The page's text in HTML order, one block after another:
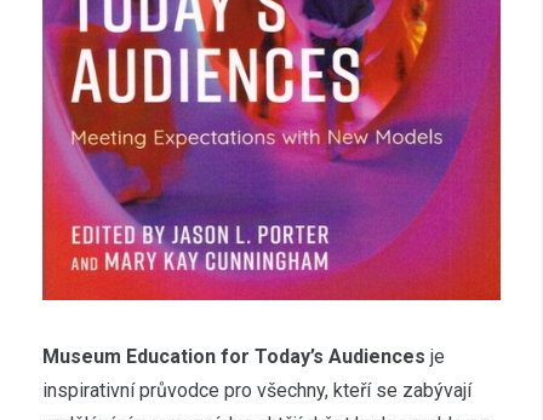
Museum Education for Today’s Audiences je
inspirativní průvodce pro všechny, kteří se zabývají